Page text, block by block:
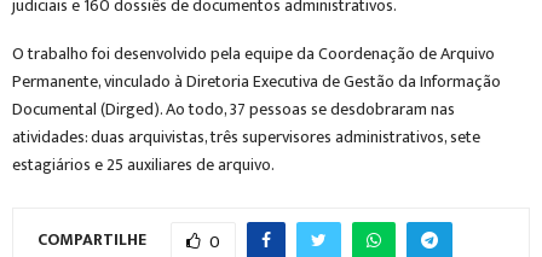
O trabalho foi desenvolvido pela equipe da Coordenação de Arquivo
Permanente, vinculado à Diretoria Executiva de Gestão da Informação
Documental (Dirged). Ao todo, 37 pessoas se desdobraram nas
atividades: duas arquivistas, três supervisores administrativos, sete
estagiários e 25 auxiliares de arquivo.
COMPARTILHE 0